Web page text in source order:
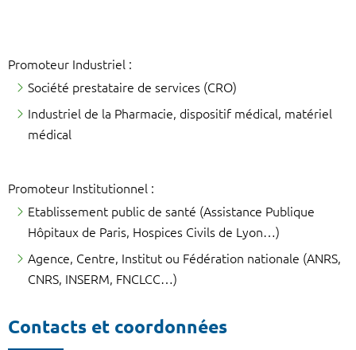
Promoteur Industriel :
Société prestataire de services (CRO)
Industriel de la Pharmacie, dispositif médical, matériel
médical
Promoteur Institutionnel :
Etablissement public de santé (Assistance Publique
Hôpitaux de Paris, Hospices Civils de Lyon…)
Agence, Centre, Institut ou Fédération nationale (ANRS,
CNRS, INSERM, FNCLCC…)
Contacts et coordonnées